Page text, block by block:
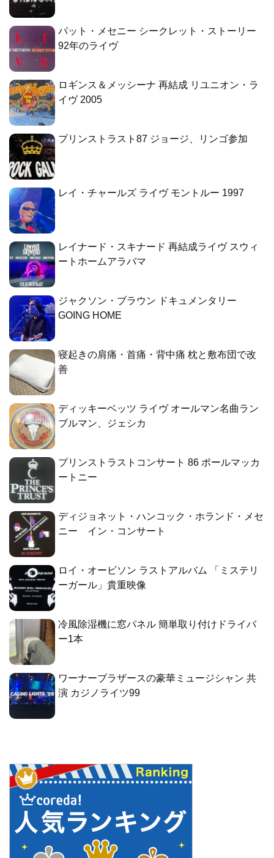
パット・メセニー シークレット・ストーリー
92年のライヴ
ロギンス＆メッシーナ 再結成 リユニオン・ラ
イヴ 2005
プリンストラスト87 ジョージ、リンゴ参加
レイ・チャールズ ライヴ モントルー 1997
レイナード・スキナード 再結成ライヴ スウィ
ートホームアラバマ
ジャクソン・ブラウン ドキュメンタリー
GOING HOME
寝起きの肩痛・首痛・背中痛 枕と敷布団で改
善
ディッキーベッツ ライヴ オールマン名曲ラン
ブルマン、ジェシカ
プリンストラストコンサート 86 ポールマッカ
ートニー
ディジョネット・ハンコック・ホランド・メセ
ニー イン・コンサート
ロイ・オービソン ラストアルバム 「ミステリ
ーガール」貴重映像
冷風除湿機に窓パネル 簡単取り付けドライバ
ー1本
ワーナーブラザースの豪華ミュージシャン 共
演 カジノライツ99